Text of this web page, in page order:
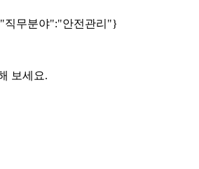
무분야":"안전관리"}
보세요.